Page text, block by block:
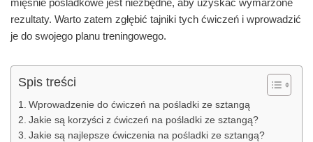
mięśnie pośladkowe jest niezbędne, aby uzyskać wymarzone
rezultaty. Warto zatem zgłębić tajniki tych ćwiczeń i wprowadzić
je do swojego planu treningowego.
Spis treści
Wprowadzenie do ćwiczeń na pośladki ze sztangą
Jakie są korzyści z ćwiczeń na pośladki ze sztangą?
Jakie są najlepsze ćwiczenia na pośladki ze sztangą?